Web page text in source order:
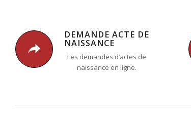
DEMANDE ACTE DE
NAISSANCE
Les demandes d’actes de
naissance en ligne.